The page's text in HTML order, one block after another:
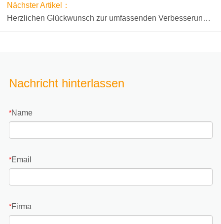
und Industrialisierung bestanden
Nächster Artikel：
Herzlichen Glückwunsch zur umfassenden Verbesserung
der Zusammenarbeit zwischen Large Power und Desay
Nachricht hinterlassen
*Name
*Email
*Firma